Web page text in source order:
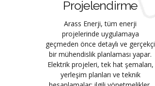
Projelendirme
Arass Enerji, tüm enerji
projelerinde uygulamaya
geçmeden önce detaylı ve gerçekçi
bir mühendislik planlaması yapar.
Elektrik projeleri, tek hat şemaları,
yerleşim planları ve teknik